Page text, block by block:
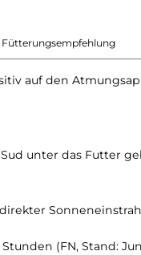
auf den
unter das Futter
(FN, Stand: